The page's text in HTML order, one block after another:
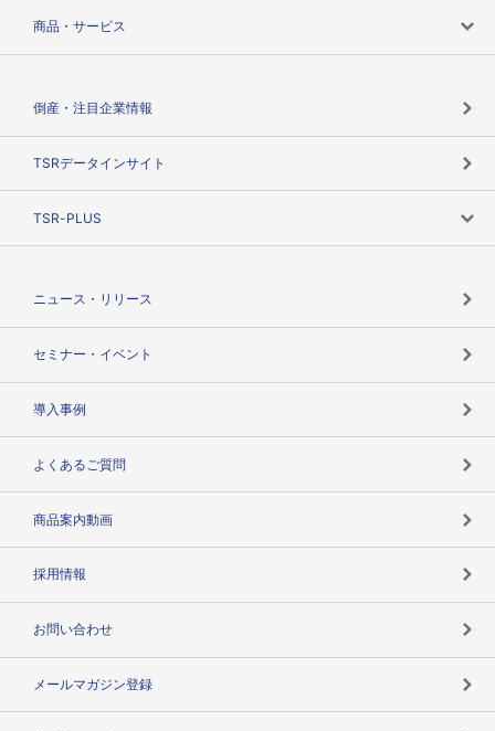
商品・サービス
倒産・注目企業情報
TSRデータインサイト
TSR-PLUS
ニュース・リリース
セミナー・イベント
導入事例
よくあるご質問
商品案内動画
採用情報
お問い合わせ
メールマガジン登録